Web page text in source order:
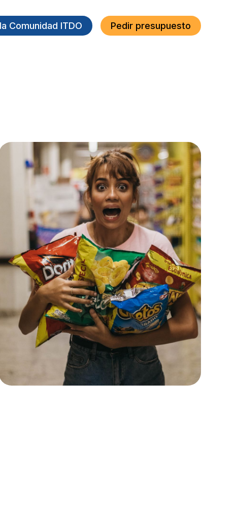
Comunidad ITDO Pedir presupuesto